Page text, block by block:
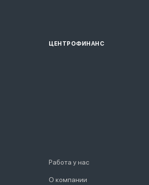
ЦЕНТРОФИНАНС
Работа у нас
О компании